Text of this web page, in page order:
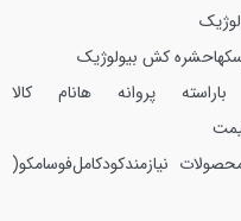
حشره کش بیولوژیک
نام کالا
کودکامل‌فوسامکو(